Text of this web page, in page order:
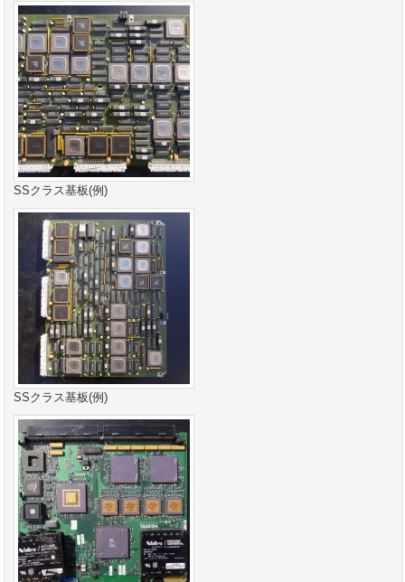
SSクラス基板(例)
SSクラス基板(例)